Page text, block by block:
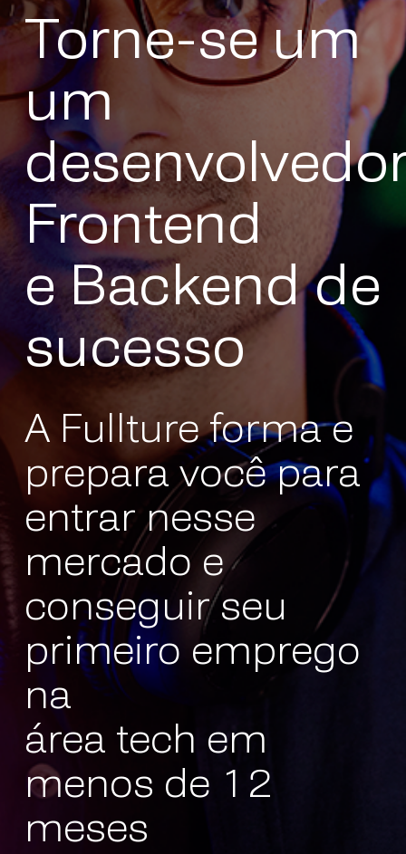
Torne-se um
um
Frontend
e Backend de
sucesso
A Fullture forma e
prepara você para
entrar nesse
mercado e
conseguir seu
primeiro emprego
na
área tech em
menos de 12
meses